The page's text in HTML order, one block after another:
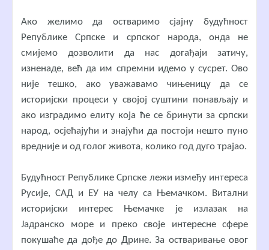
Ако желимо да остваримо сјајну будућност
Републике Српске и српског народа, онда не
смијемо дозволити да нас догађаји затичу,
изненаде, већ да им спремни идемо у сусрет. Ово
није тешко, ако уважавамо чињеницу да се
историјски процеси у својој суштини понављају и
ако изградимо елиту која ће се бринути за српски
народ, осјећајући и знајући да постоји нешто пуно
вредније и од голог живота, колико год дуго трајао.
Будућност Републике Српске лежи између интереса
Русије, САД и ЕУ на челу са Њемачком. Витални
историјски интерес Њемачке је излазак на
Јадранско море и преко своје интересне сфере
покушаће да дође до Дрине. За остваривање овог